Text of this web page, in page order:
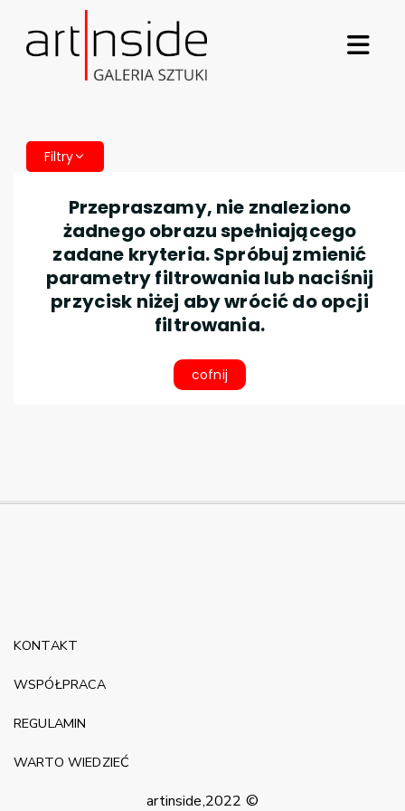
Filtry
Przepraszamy, nie znaleziono
żadnego obrazu spełniającego
zadane kryteria. Spróbuj zmienić
parametry filtrowania lub naciśnij
przycisk niżej aby wrócić do opcji
filtrowania.
cofnij
artinside,2022 ©
KONTAKT
WSPÓŁPRACA
REGULAMIN
WARTO WIEDZIEĆ